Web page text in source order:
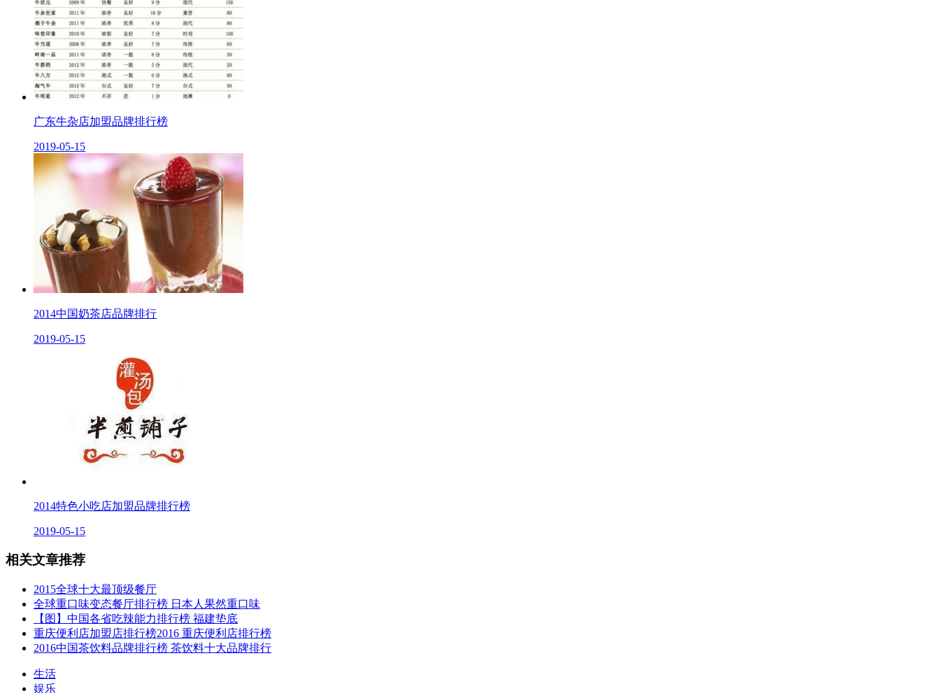
广东牛杂店加盟品牌排行榜
2019-05-15
2014中国奶茶店品牌排行
2019-05-15
2014特色小吃店加盟品牌排行榜
2019-05-15
相关文章推荐
2015全球十大最顶级餐厅
全球重口味变态餐厅排行榜 日本人果然重口味
【图】中国各省吃辣能力排行榜 福建垫底
重庆便利店加盟店排行榜2016 重庆便利店排行榜
2016中国茶饮料品牌排行榜 茶饮料十大品牌排行
生活
娱乐